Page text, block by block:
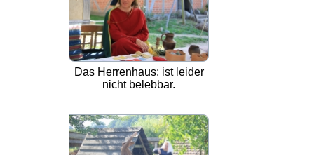
Das Herrenhaus: ist leider
nicht belebbar.